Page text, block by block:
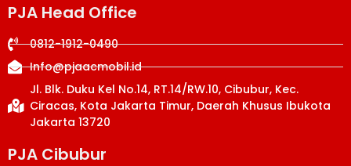
PJA Head Office
0812-1912-0490
Info@pjaacmobil.id
Jl. Blk. Duku Kel No.14, RT.14/RW.10, Cibubur, Kec.
Ciracas, Kota Jakarta Timur, Daerah Khusus Ibukota
Jakarta 13720
PJA Cibubur